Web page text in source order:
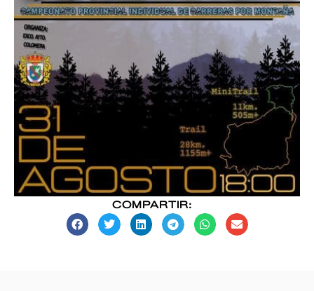
COMPARTIR: